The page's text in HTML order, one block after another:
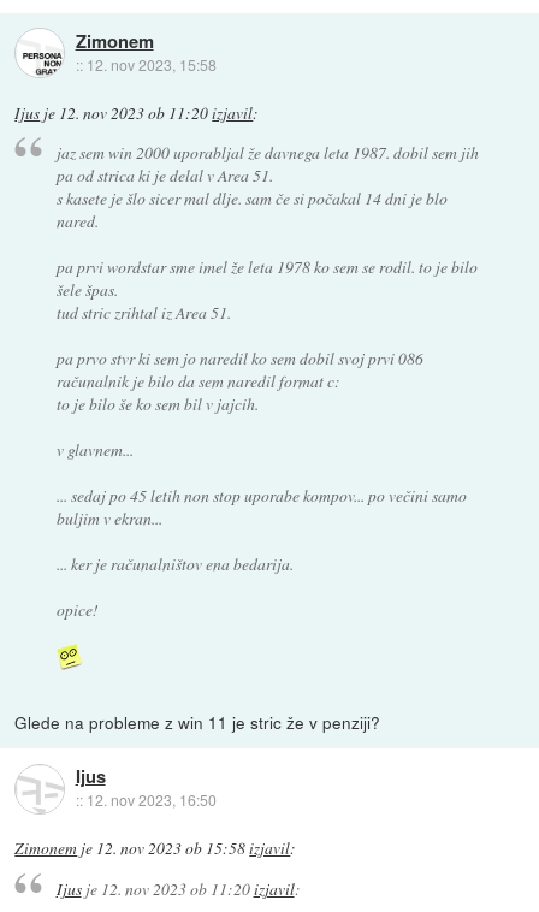
Zimonem
:: 12. nov 2023, 15:58
Ijus je 12. nov 2023 ob 11:20izjavil:
jaz sem win 2000 uporabljal že davnega leta 1987. dobil sem jih
pa od strica ki je delal v Area 51.
s kasete je šlo sicer mal dlje. sam če si počakal 14 dni je blo
nared.
pa prvi wordstar sme imel že leta 1978 ko sem se rodil. to je bilo
šele špas.
tud stric zrihtal iz Area 51.
pa prvo stvr ki sem jo naredil ko sem dobil svoj prvi 086
računalnik je bilo da sem naredil format c:
to je bilo še ko sem bil v jajcih.
v glavnem...
... sedaj po 45 letih non stop uporabe kompov... po večini samo
buljim v ekran...
... ker je računalništov ena bedarija.
opice!
Glede na probleme z win 11 je stric že v penziji?
Ijus
:: 12. nov 2023, 16:50
Zimonem je 12. nov 2023 ob 15:58izjavil:
Ijusje 12. nov 2023 ob 11:20izjavil: